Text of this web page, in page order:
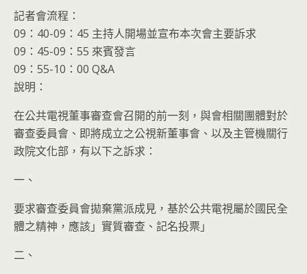
記者會流程：
09：40-09：45 主持人開場並宣布本次會主要訴求
09：45-09：55 來賓發言
09：55-10：00 Q&A
說明：
在公共電視董事審查會召開的前一刻，與會相關團體對於
審查委員會、即將成立之公視新董事會、以及主管機關行
政院文化部，有以下之訴求：
一、
要求審查委員會拋棄黨派成見，基於公共電視屬於國民全
體之精神，應該」實質審查、記名投票」
二、